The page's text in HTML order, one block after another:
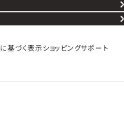
基づく表示ショッピングサポート